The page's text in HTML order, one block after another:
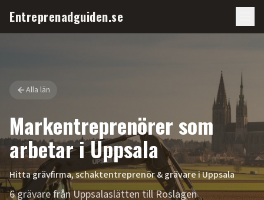
Entreprenadguiden.se
Alla län
Markentreprenörer som
arbetar iUppsala
Hitta grävfirma, schaktentreprenör & grävare iUppsala
6 grävare från Uppsalaslätten till Roslagen